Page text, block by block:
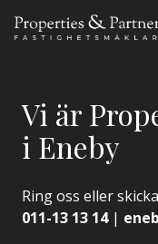
Vi är
i Eneby
Ring oss eller
011-13 13 14|